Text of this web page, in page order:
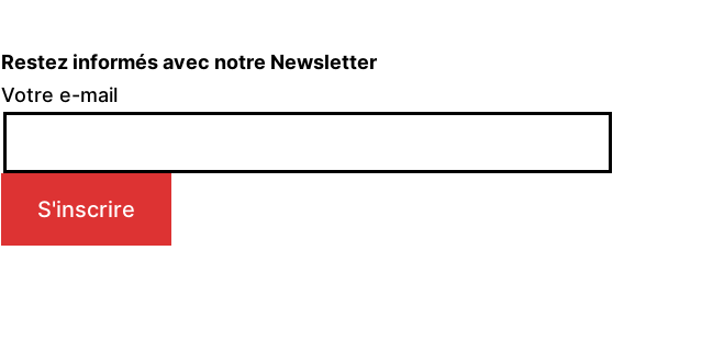
Restez informés avec notre Newsletter
Votre e-mail